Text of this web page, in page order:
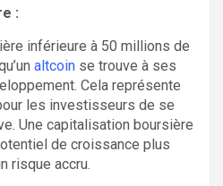
:
inférieure à 50 millions de
altcoin se trouve à ses
Cela représente
les investisseurs de se
Une capitalisation boursière
de croissance plus
risque accru.